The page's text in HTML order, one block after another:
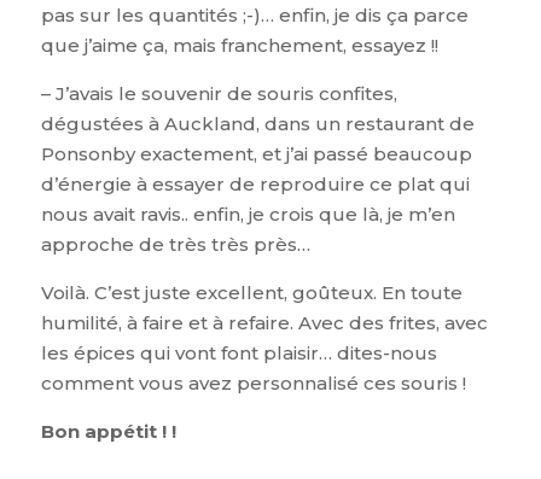
pas sur les quantités ;-)… enfin, je dis ça parce
que j’aime ça, mais franchement, essayez !!
– J’avais le souvenir de souris confites,
dégustées à Auckland, dans un restaurant de
Ponsonby exactement, et j’ai passé beaucoup
d’énergie à essayer de reproduire ce plat qui
nous avait ravis.. enfin, je crois que là, je m’en
approche de très très près…
Voilà. C’est juste excellent, goûteux. En toute
humilité, à faire et à refaire. Avec des frites, avec
les épices qui vont font plaisir… dites-nous
comment vous avez personnalisé ces souris !
Bon appétit ! !